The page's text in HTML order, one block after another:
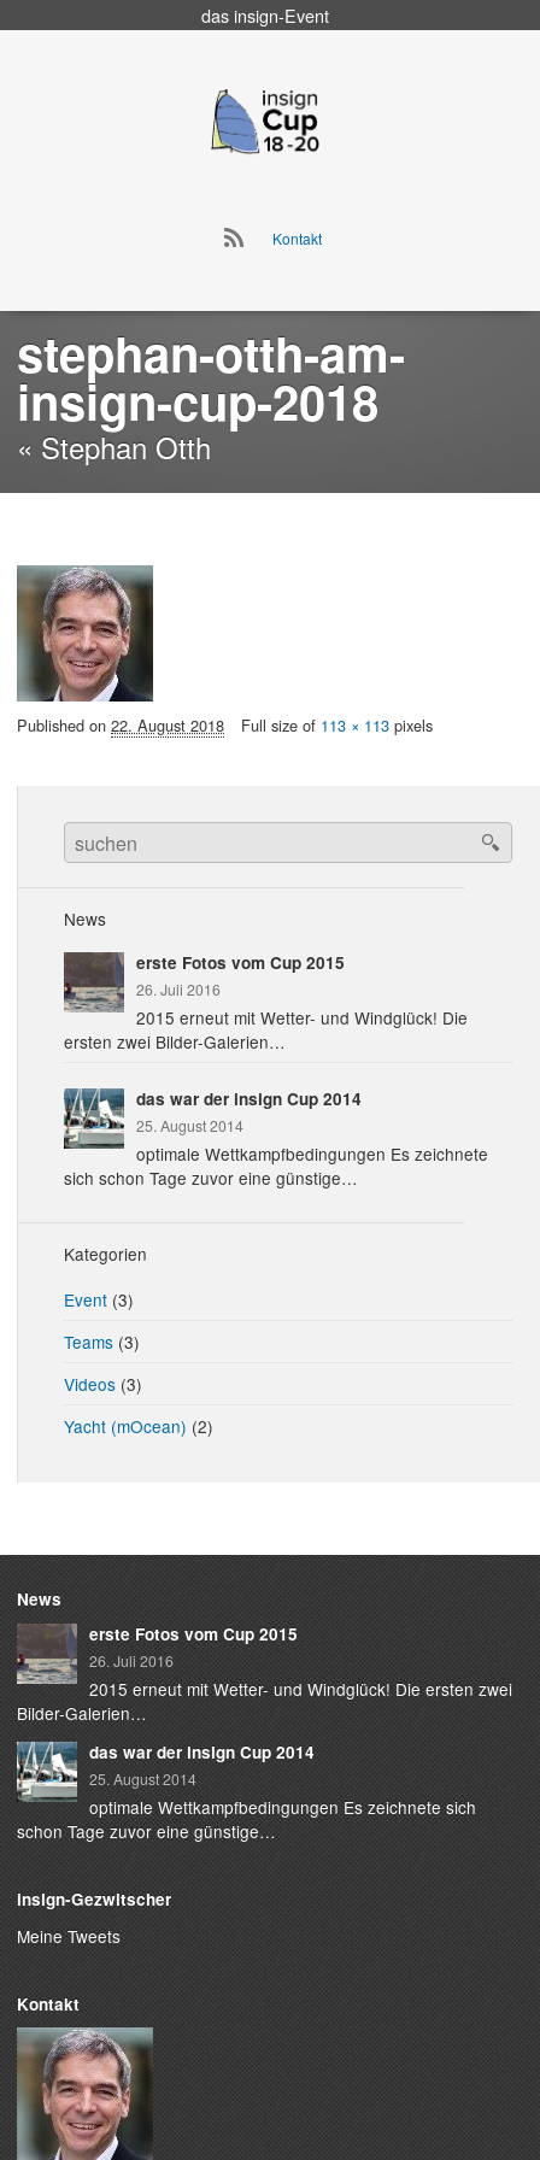
dasinsign-Event
navigation
Kontakt
stephan-otth-am-
insign-cup-2018
« Stephan Otth
Published on 22. August 2018 Full size of 113 × 113 pixels
Search
for:
News
erste Fotos vom Cup 2015
26. Juli 2016
2015 erneut mit Wetter- und Windglück! Die
ersten zwei Bilder-Galerien…
das war der insign Cup 2014
25. August 2014
optimale Wettkampfbedingungen Es zeichnete
sich schon Tage zuvor eine günstige…
Kategorien
Event(3)
Teams(3)
Videos(3)
Yacht (mOcean) (2)
News
erste Fotos vom Cup 2015
26. Juli 2016
2015 erneut mit Wetter- und Windglück! Die ersten zwei
Bilder-Galerien…
das war der insign Cup 2014
25. August 2014
optimale Wettkampfbedingungen Es zeichnete sich
schon Tage zuvor eine günstige…
insign-Gezwitscher
Meine Tweets
Kontakt